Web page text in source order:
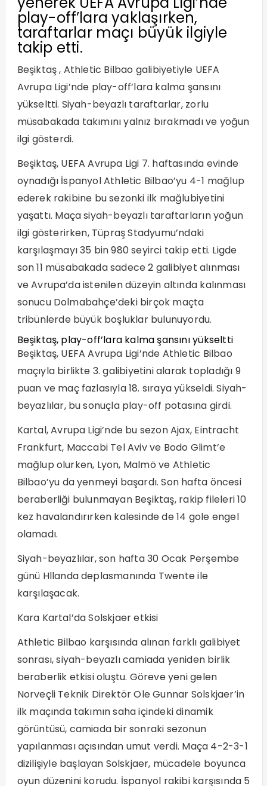
play-off’lara yaklaşırken,
taraftarlar maçı büyük ilgiyle
takip etti.
Beşiktaş , Athletic Bilbao galibiyetiyle UEFA
Avrupa Ligi’nde play-off’lara kalma şansını
yükseltti. Siyah-beyazlı taraftarlar, zorlu
müsabakada takımını yalnız bırakmadı ve yoğun
ilgi gösterdi.
Beşiktaş, UEFA Avrupa Ligi 7. haftasında evinde
oynadığı İspanyol Athletic Bilbao’yu 4-1 mağlup
ederek rakibine bu sezonki ilk mağlubiyetini
yaşattı. Maça siyah-beyazlı taraftarların yoğun
ilgi gösterirken, Tüpraş Stadyumu’ndaki
karşılaşmayı 35 bin 980 seyirci takip etti. Ligde
son 11 müsabakada sadece 2 galibiyet alınması
ve Avrupa’da istenilen düzeyin altında kalınması
sonucu Dolmabahçe’deki birçok maçta
tribünlerde büyük boşluklar bulunuyordu.
Beşiktaş, play-off’lara kalma şansını yükseltti
Beşiktaş, UEFA Avrupa Ligi’nde Athletic Bilbao
maçıyla birlikte 3. galibiyetini alarak topladığı 9
puan ve maç fazlasıyla 18. sıraya yükseldi. Siyah-
beyazlılar, bu sonuçla play-off potasına girdi.
Kartal, Avrupa Ligi’nde bu sezon Ajax, Eintracht
Frankfurt, Maccabi Tel Aviv ve Bodo Glimt’e
mağlup olurken, Lyon, Malmö ve Athletic
Bilbao’yu da yenmeyi başardı. Son hafta öncesi
beraberliği bulunmayan Beşiktaş, rakip fileleri 10
kez havalandırırken kalesinde de 14 gole engel
olamadı.
Siyah-beyazlılar, son hafta 30 Ocak Perşembe
günü Hllanda deplasmanında Twente ile
karşılaşacak.
Kara Kartal’da Solskjaer etkisi
Athletic Bilbao karşısında alınan farklı galibiyet
sonrası, siyah-beyazlı camiada yeniden birlik
beraberlik etkisi oluştu. Göreve yeni gelen
Norveçli Teknik Direktör Ole Gunnar Solskjaer’in
ilk maçında takımın saha içindeki dinamik
görüntüsü, camiada bir sonraki sezonun
yapılanması açısından umut verdi. Maça 4-2-3-1
dizilişiyle başlayan Solskjaer, mücadele boyunca
oyun düzenini korudu. İspanyol rakibi karşısında 5